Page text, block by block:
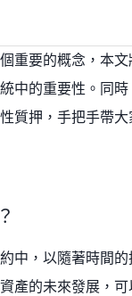
重要的概念，本文
中的重要性。同時
質押，手把手帶大
中，以隨著時間的
產的未來發展，可